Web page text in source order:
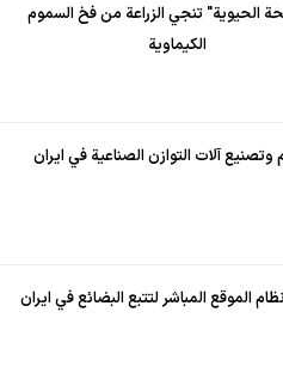
الحيوية" تنجي الزراعة من فخ السموم
الكيماوية
آلات التوازن الصناعية في ايران
الموقع المباشر لتتبع البضائع في ايران